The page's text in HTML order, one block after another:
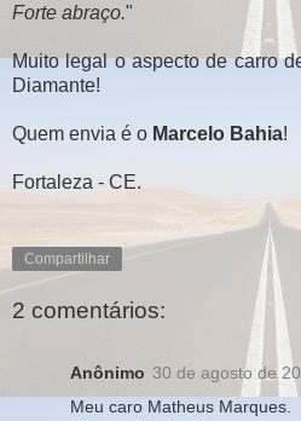
Forte abraço."
Muito legal o aspecto de carro
Diamante!
Quem envia é o Marcelo Bahia!
Fortaleza - CE.
Compartilhar
2 comentários:
Anônimo 30 de agosto de
Meu caro Matheus Marques.